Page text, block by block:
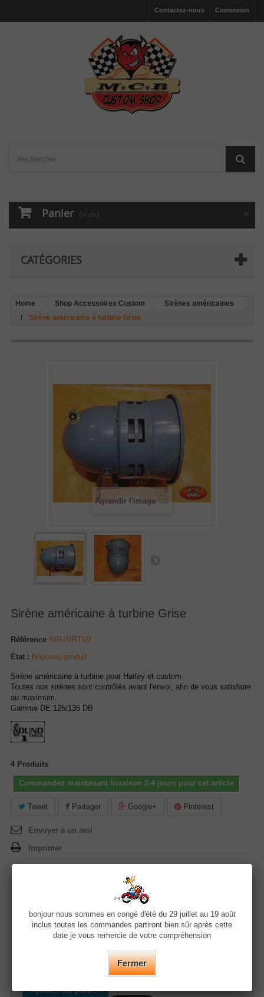
Connexion
Contactez-nous
Panier (vide)
CATÉGORIES
Home Shop Accessoires Custom
Sirènes américaines
Sirène américaine à turbine Grise
Agrandir l'image
Sirène américaine à turbine Grise
Référence SIR-SIRTU2
État : Nouveau produit
Sirène américaine à turbine pour Harley et custom
Toutes nos sirènes sont contrôlés avant l'envoi, afin de vous satisfaire
au maximum.
Gamme DE 125/135 DB
4 Produits
Commandez maintenant livraison 2-4 jours pour cet article
Tweet Partager Google+ Pinterest
Envoyer à un ami
Imprimer
Quantité
Ajouter au panier
bonjour nous sommes en congé d'été du 29 juillet au 19 août
inclus toutes les commandes partiront bien sûr après cette
date je vous remercie de votre compréhension
Fermer